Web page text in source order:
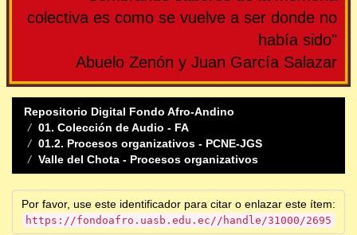
colectiva es como se vuelve a ser donde no
había sido"
Abuelo Zenón y Juan García Salazar
Repositorio Digital Fondo Afro-Andino
01. Colección de Audio - FA
01.2. Procesos organizativos - PCNE-JGS
Valle del Chota - Procesos organizativos
Por favor, use este identificador para citar o enlazar este ítem:
https://fondoafro.uasb.edu.ec//handle/31000/2695